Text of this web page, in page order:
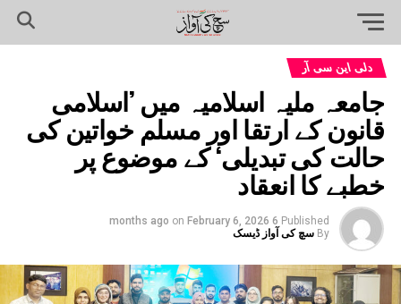
دلی این سی آر
جامعہ ملیہ اسلامیہ میں ’اسلامی
قانون کے ارتقا اور مسلم خواتین کی
حالت کی تبدیلی‘ کے موضوع پر
خطبے کا انعقاد
Published
6 months ago
on February 6, 2026
By سچ کی آواز ڈیسک